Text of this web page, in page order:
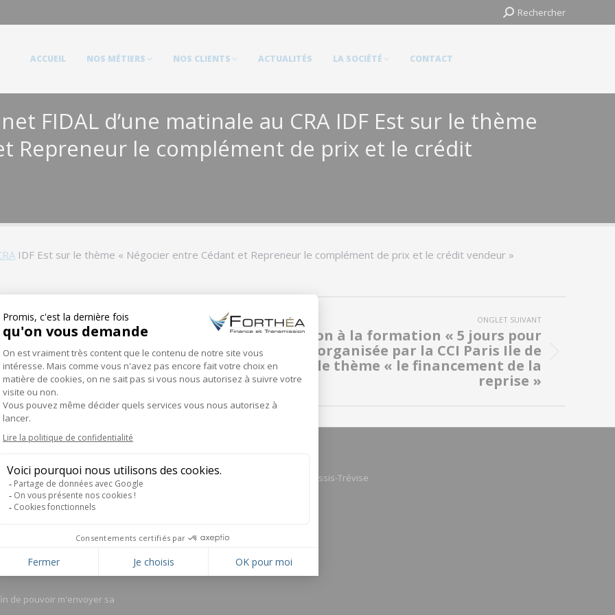
Search:Rechercher
ACCUEIL NOS MÉTIERS NOS CLIENTS ACTUALITÉS LA SOCIÉTÉ CONTACT
FIDAL d’une matinale au CRA IDF Est sur le thème
Repreneur le complément de prix et le crédit
IDF Est sur le thème « Négocier entre Cédant et Repreneur le complément de prix et le crédit vendeur »
du
de
ONGLET SUIVANT
Onglet
suivant
Intervention à la formation « 5 jours pour
reprendre » organisée par la CCI Paris Ile de
France sur le thème « le financement de la
reprise »
prochaines
de pouvoir m'envoyer sa
42, avenue Ardouin - 94420 Le Plessis-Trévise
Search:Rechercher